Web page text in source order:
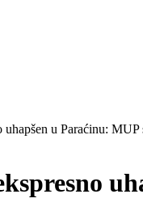
u Paraćinu: